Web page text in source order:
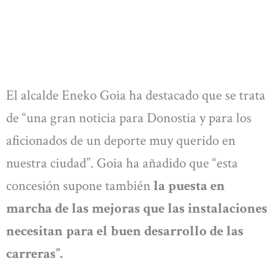
El alcalde Eneko Goia ha destacado que se trata
de “una gran noticia para Donostia y para los
aficionados de un deporte muy querido en
nuestra ciudad”. Goia ha añadido que “esta
concesión supone tambiénla puesta en
marcha de las mejoras que las instalaciones
necesitan para el buen desarrollo de las
carreras”.